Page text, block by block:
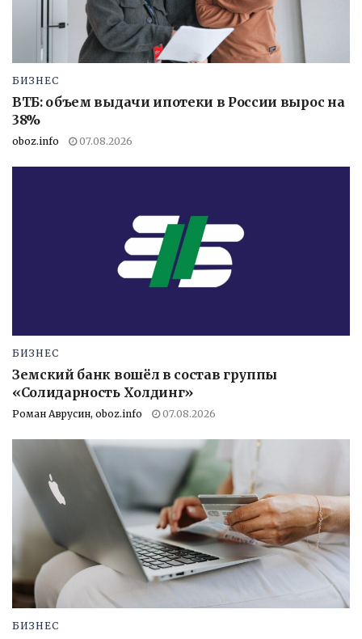
БИЗНЕС
ВТБ: объем выдачи ипотеки в России вырос на
38%
oboz.info 07.08.2026
БИЗНЕС
Земский банк вошёл в состав группы
«Солидарность Холдинг»
Роман Аврусин, oboz.info 07.08.2026
БИЗНЕС